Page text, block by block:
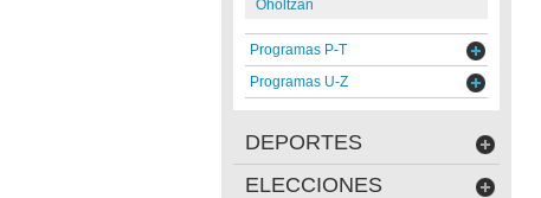
Oholtzan
Programas P-T
Programas U-Z
DEPORTES
ELECCIONES